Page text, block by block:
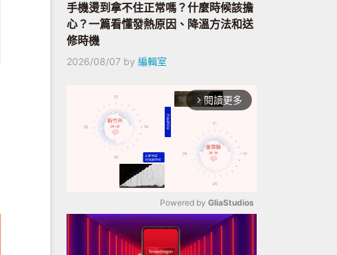
手機燙到拿不住正常嗎？什麼時候該擔
心？一篇看懂發熱原因、降溫方法和送
修時機
2026/08/07 by 編輯室
arrow_forward_ios 閱讀更多
Mute
Powered by GliaStudios